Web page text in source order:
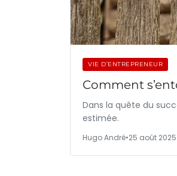
VIE D’ENTREPRENEUR
Comment
Dans la quête du
estimée.
Hugo André•25 août 2025